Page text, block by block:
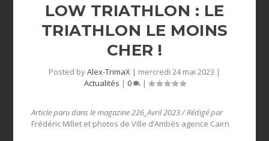
LOW TRIATHLON : LE
TRIATHLON LE MOINS
CHER !
Posted byAlex-TrimaX | mercredi 24 mai 2023 |
Actualités | 0 |
Article paru dans le magazine 226_Avril 2023 / Rédigé par
Frédéric Millet et photos de Ville d’Ambès agence Cairn